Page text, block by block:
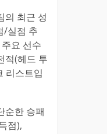
의 최근 성
/실점 추
요 선수
적(헤드 투
리스트입
순한 승패
점),